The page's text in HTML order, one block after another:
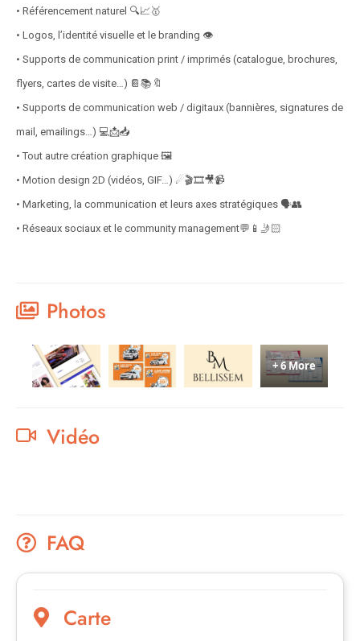
• Référencement naturel 🔍📈🥇
• Logos, l’identité visuelle et le branding 👁
• Supports de communication print / imprimés (catalogue, brochures,
flyers, cartes de visite…) 📔📚🔖
• Supports de communication web / digitaux (bannières, signatures de
mail, emailings…) 💻📩📥
• Tout autre création graphique 🖼️
• Motion design 2D (vidéos, GIF…) ☄🎬🎞️🎥📹
• Marketing, la communication et leurs axes stratégiques 🗣👥
• Réseaux sociaux et le community management💬📱🤳🏻
Photos
+ 6 More
Vidéo
FAQ
Carte